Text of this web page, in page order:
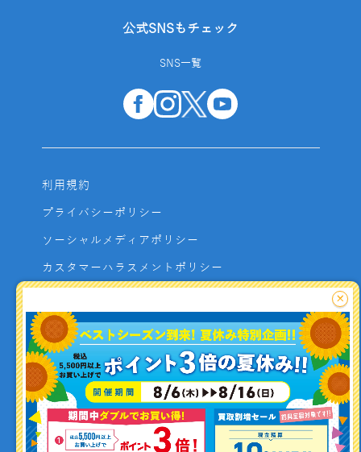
釣り情報を
投稿する
公式SNSもチェック
SNS一覧
利用規約
プライバシーポリシー
ソーシャルメディアポリシー
カスタマーハラスメントポリシー
よくあるご質問
お問い合わせ
利用者資金の保全方法
×